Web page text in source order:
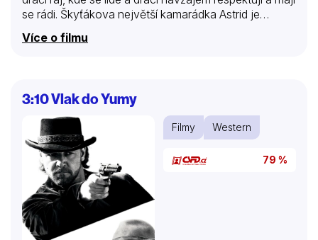
se rádi. Škyťákova největší kamarádka Astrid je
hravě poráží ostatní vikinské teenagery, zatímco
dobrodružství je přivede do těžko přístupné ledové
jeskyně, která je domovem stovky neznámých
divokých draků. Taky se…
Více o filmu
3:10 Vlak do Yumy
Filmy Western
79 %